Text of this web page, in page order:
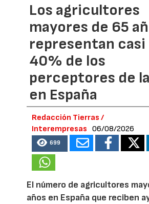
Los agricultores
mayores de 65
representan casi
40% de los
perceptores de la
en España
Redacción Tierras /
Interempresas
06/08/2026
699
El número de agricultores
años en España que reciben